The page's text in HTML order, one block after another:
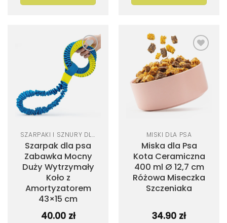
Dodaj
do
listy
życzeń
SZARPAKI I SZNURY DLA PSA
Szarpak dla psa
Zabawka Mocny
Duży Wytrzymały
Koło z
Amortyzatorem
43×15 cm
40.00 zł
Dodaj
do
życzeń
MISKI DLA PSA
Miska dla Psa
Kota Ceramiczna
400 ml Ø 12,7 cm
Różowa Miseczka
Szczeniaka
34.90 zł